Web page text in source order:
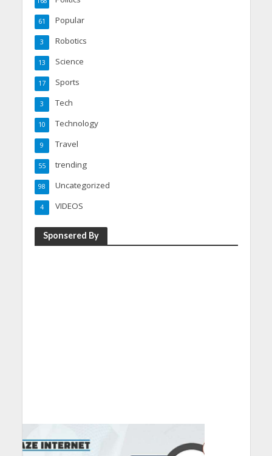
Popular
61
Robotics
3
Science
13
Sports
17
Tech
3
Technology
10
Travel
9
trending
55
Uncategorized
98
VIDEOS
4
Sponsered By